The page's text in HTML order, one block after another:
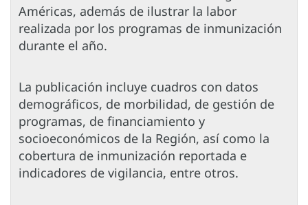
Américas, además de ilustrar la labor
realizada por los programas de inmunización
durante el año.
La publicación incluye cuadros con datos
demográficos, de morbilidad, de gestión de
programas, de financiamiento y
socioeconómicos de la Región, así como la
cobertura de inmunización reportada e
indicadores de vigilancia, entre otros.